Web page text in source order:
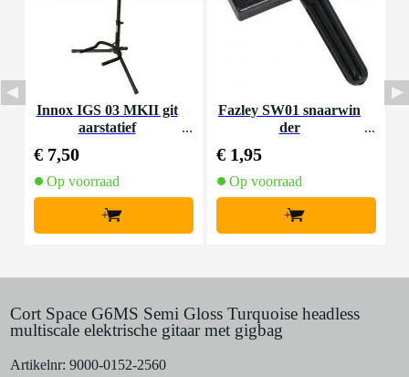
Innox IGS 03 MKII git
aarstatief
€ 7,50
Op voorraad
+
Fazley SW01 snaarwin
der
€ 1,95
Op voorraad
+
Cort Space G6MS Semi Gloss Turquoise headless
multiscale elektrische gitaar met gigbag
Artikelnr: 9000-0152-2560